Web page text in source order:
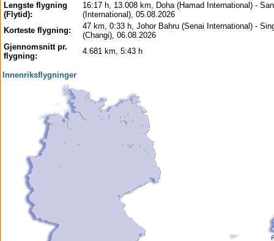
Lengste flygning
(Flytid):
16:17 h, 13.008 km, Doha (Hamad International) -
(International), 05.08.2026
Korteste flygning:
47 km, 0:33 h, Johor Bahru (Senai International) -
(Changi), 06.08.2026
Gjennomsnitt pr.
flygning:
4.681 km, 5:43 h
Innenriksflygninger